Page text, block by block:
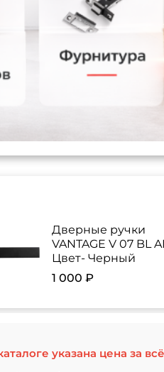
Дверные ручки
VANTAGE V 07 BL
Цвет- Черный
1 000 ₽
указана цена за